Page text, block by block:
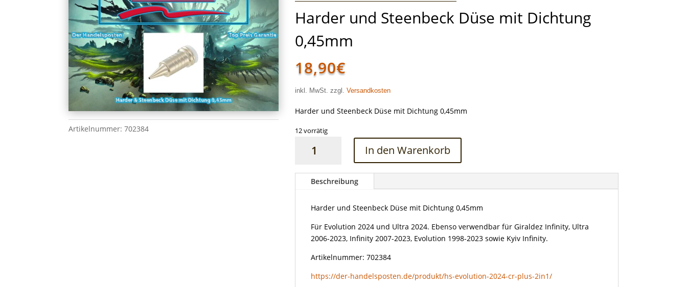
Artikelnummer:702384
Harder und Steenbeck Düse mit Dichtung
0,45mm
18,90€
inkl. MwSt. zzgl.Versandkosten
Harder und Steenbeck Düse mit Dichtung 0,45mm
12 vorrätig
Düse
0,45mm
Menge
In den Warenkorb
Beschreibung
Harder und Steenbeck Düse mit Dichtung 0,45mm
Für Evolution 2024 und Ultra 2024. Ebenso verwendbar für Giraldez Infinity, Ultra
2006-2023, Infinity 2007-2023, Evolution 1998-2023 sowie Kyiv Infinity.
Artikelnummer: 702384
https://der-handelsposten.de/produkt/hs-evolution-2024-cr-plus-2in1/